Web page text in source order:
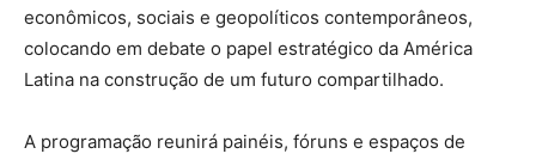
econômicos, sociais e geopolíticos contemporâneos,
colocando em debate o papel estratégico da América
Latina na construção de um futuro compartilhado.
A programação reunirá painéis, fóruns e espaços de